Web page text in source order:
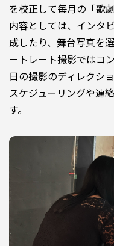
を校正して毎月の「歌
内容としては、インタ
成したり、舞台写真を
ートレート撮影ではコ
日の撮影のディレクシ
スケジューリングや連
す。